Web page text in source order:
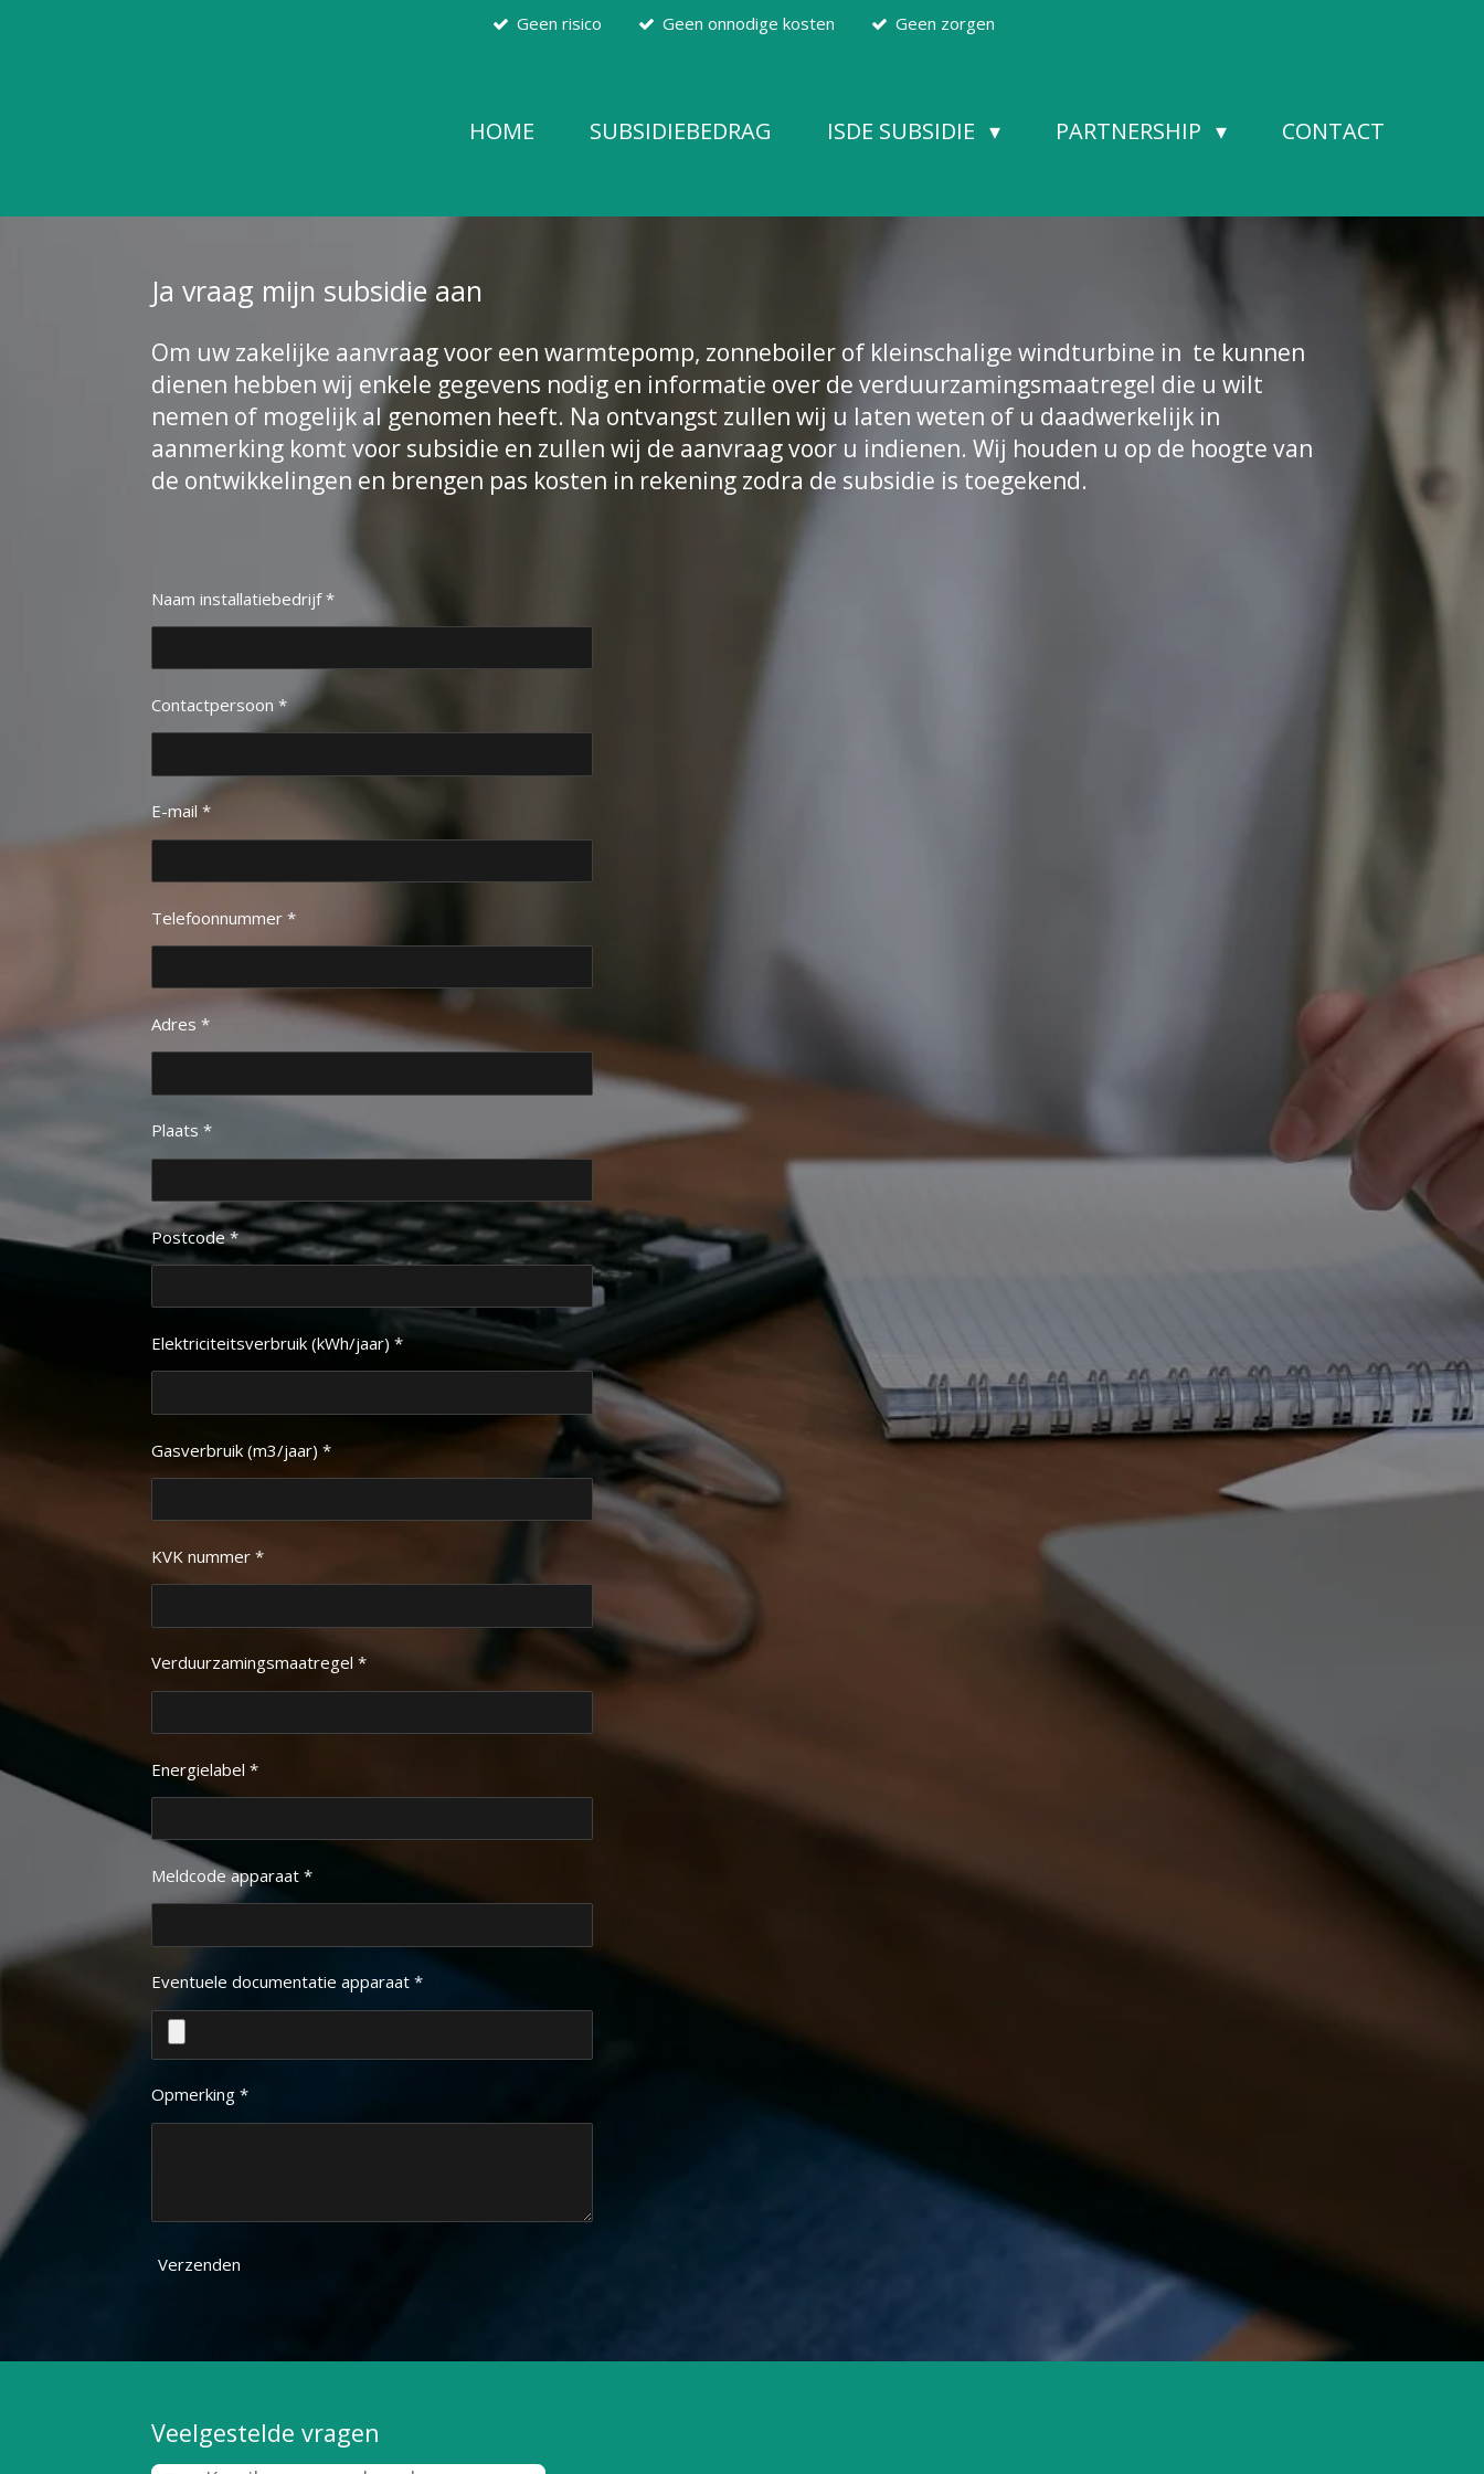
Geen risico Geen onnodige kosten Geen zorgen
HOME SUBSIDIEBEDRAG ISDE SUBSIDIE PARTNERSHIP CONTACT
Ja vraag mijn subsidie aan
Om uw zakelijke aanvraag voor een warmtepomp, zonneboiler of kleinschalige windturbine in te kunnen
dienen hebben wij enkele gegevens nodig en informatie over de verduurzamingsmaatregel die u wilt
nemen of mogelijk al genomen heeft. Na ontvangst zullen wij u laten weten of u daadwerkelijk in
aanmerking komt voor subsidie en zullen wij de aanvraag voor u indienen. Wij houden u op de hoogte van
de ontwikkelingen en brengen pas kosten in rekening zodra de subsidie is toegekend.
Naam installatiebedrijf *
Contactpersoon *
E-mail *
Telefoonnummer *
Adres *
Plaats *
Postcode *
Elektriciteitsverbruik (kWh/jaar) *
Gasverbruik (m3/jaar) *
KVK nummer *
Verduurzamingsmaatregel *
Energielabel *
Meldcode apparaat *
Eventuele documentatie apparaat *
Opmerking *
Verzenden
Veelgestelde vragen